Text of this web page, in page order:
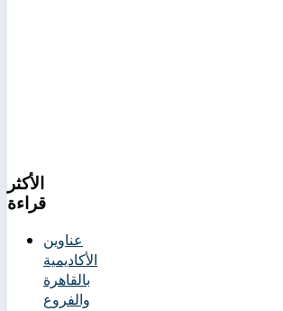
الأكثر
قراءة
عناوين
الأكاديمية
بالقاهرة
والفروع